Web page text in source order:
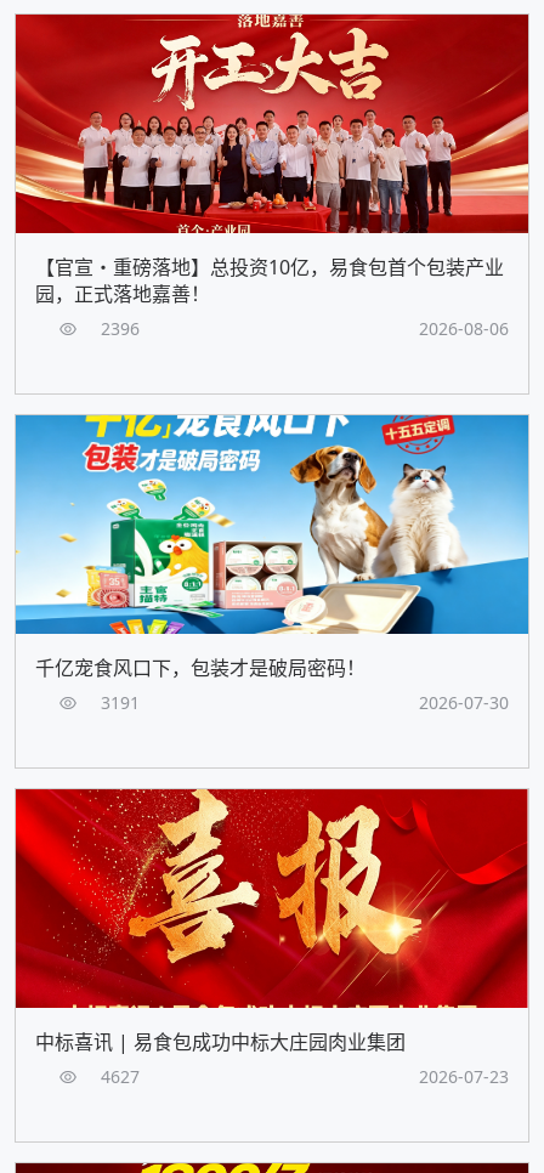
【官宣・重磅落地】总投资10亿，易食包首个包装产业
园，正式落地嘉善！
2396 2026-08-06
千亿宠食风口下，包装才是破局密码！
3191 2026-07-30
中标喜讯 | 易食包成功中标大庄园肉业集团
4627 2026-07-23